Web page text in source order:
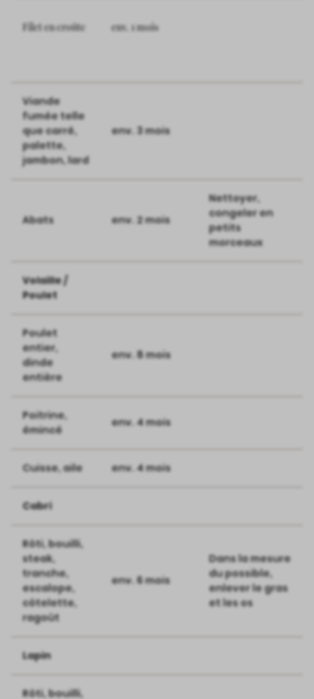
Filet en croûte env. 1 mois
Viande
fumée telle
que carré,
palette,
jambon, lard
env. 3 mois
Abats env. 2 mois
Nettoyer,
congeler en
petits
morceaux
Volaille /
Poulet
Poulet
entier,
dinde
entière
env. 8 mois
Poitrine,
émincé
env. 4 mois
Cuisse, aile env. 4 mois
Cabri
Rôti, bouilli,
steak,
tranche,
escalope,
côtelette,
ragoût
env. 6 mois
Dans la mesure
du possible,
enlever le gras
et les os
Lapin
Rôti, bouilli,